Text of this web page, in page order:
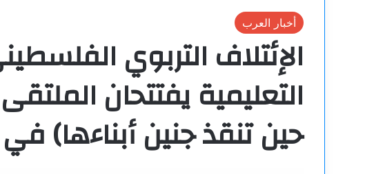
أخبار العرب
الإئتلاف التربوي
التعليمية يفتتحان
حين تنقذ جنين أبناءها)